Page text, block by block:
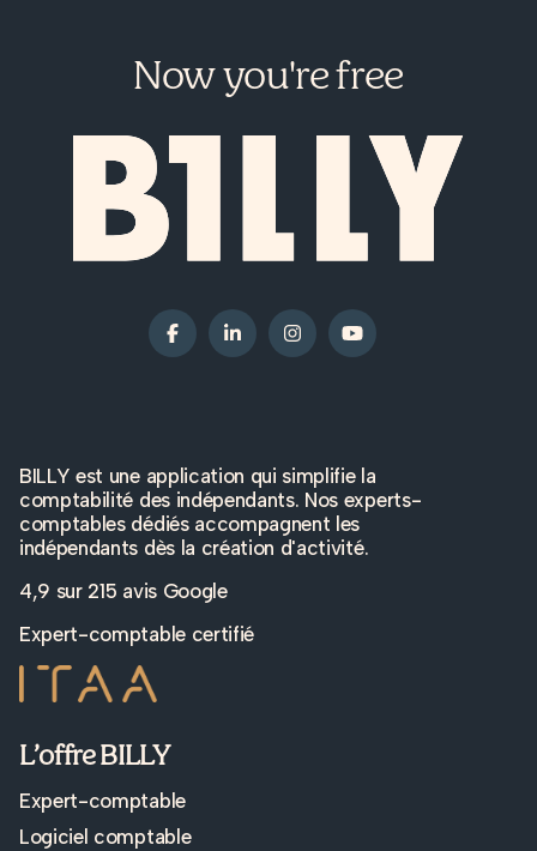
Now you're free
BILLY est une application qui simplifie la
comptabilité des indépendants. Nos experts-
comptables dédiés accompagnent les
indépendants dès la création d'activité.
4,9 sur 215 avis Google
Expert-comptable certifié
L’offre BILLY
Expert-comptable
Logiciel comptable